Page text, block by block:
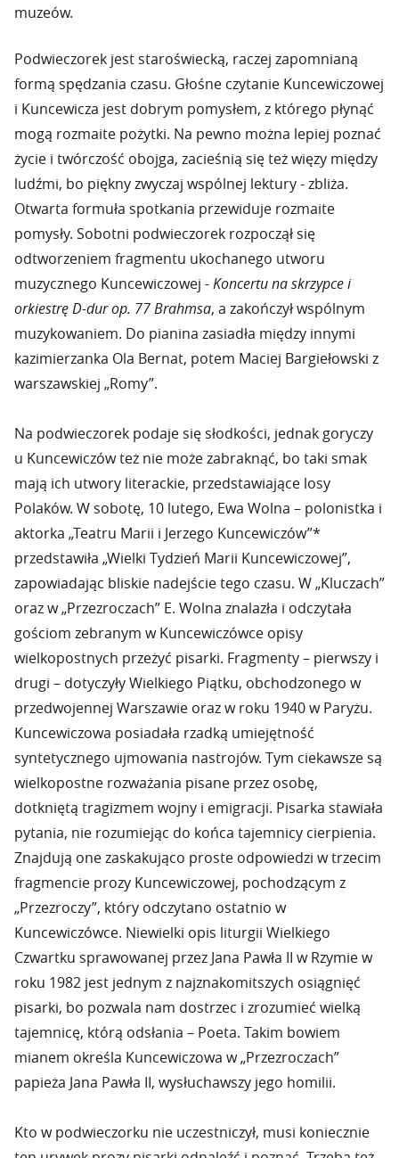
muzeów.
Podwieczorek jest staroświecką, raczej zapomnianą
formą spędzania czasu. Głośne czytanie Kuncewiczowej
i Kuncewicza jest dobrym pomysłem, z którego płynąć
mogą rozmaite pożytki. Na pewno można lepiej poznać
życie i twórczość obojga, zacieśnią się też więzy między
ludźmi, bo piękny zwyczaj wspólnej lektury - zbliża.
Otwarta formuła spotkania przewiduje rozmaite
pomysły. Sobotni podwieczorek rozpoczął się
odtworzeniem fragmentu ukochanego utworu
muzycznego Kuncewiczowej -Koncertu na skrzypce i
orkiestrę D-dur op. 77 Brahmsa, a zakończył wspólnym
muzykowaniem. Do pianina zasiadła między innymi
kazimierzanka Ola Bernat, potem Maciej Bargiełowski z
warszawskiej „Romy”.
Na podwieczorek podaje się słodkości, jednak goryczy
u Kuncewiczów też nie może zabraknąć, bo taki smak
mają ich utwory literackie, przedstawiające losy
Polaków. W sobotę, 10 lutego, Ewa Wolna – polonistka i
aktorka „Teatru Marii i Jerzego Kuncewiczów”*
przedstawiła „Wielki Tydzień Marii Kuncewiczowej”,
zapowiadając bliskie nadejście tego czasu. W „Kluczach”
oraz w „Przezroczach” E. Wolna znalazła i odczytała
gościom zebranym w Kuncewiczówce opisy
wielkopostnych przeżyć pisarki. Fragmenty – pierwszy i
drugi – dotyczyły Wielkiego Piątku, obchodzonego w
przedwojennej Warszawie oraz w roku 1940 w Paryżu.
Kuncewiczowa posiadała rzadką umiejętność
syntetycznego ujmowania nastrojów. Tym ciekawsze są
wielkopostne rozważania pisane przez osobę,
dotkniętą tragizmem wojny i emigracji. Pisarka stawiała
pytania, nie rozumiejąc do końca tajemnicy cierpienia.
Znajdują one zaskakująco proste odpowiedzi w trzecim
fragmencie prozy Kuncewiczowej, pochodzącym z
„Przezroczy”, który odczytano ostatnio w
Kuncewiczówce. Niewielki opis liturgii Wielkiego
Czwartku sprawowanej przez Jana Pawła II w Rzymie w
roku 1982 jest jednym z najznakomitszych osiągnięć
pisarki, bo pozwala nam dostrzec i zrozumieć wielką
tajemnicę, którą odsłania – Poeta. Takim bowiem
mianem określa Kuncewiczowa w „Przezroczach”
papieża Jana Pawła II, wysłuchawszy jego homilii.
Kto w podwieczorku nie uczestniczył, musi koniecznie